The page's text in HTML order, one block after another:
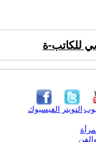
للكاتب-ة
الفيسبوك التويتر